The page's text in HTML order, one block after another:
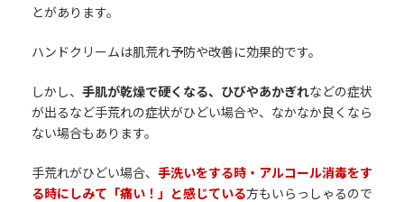
とがあります。
ハンドクリームは肌荒れ予防や改善に効果的です。
しかし、 手肌が乾燥で硬くなる、ひびやあかぎれなどの症状
が出るなど手荒れの症状がひどい場合や、なかなか良くなら
ない場合もあります。
手荒れがひどい場合、 手洗いをする時・アルコール消毒をす
る時にしみて「痛い！」と感じている方もいらっしゃるので